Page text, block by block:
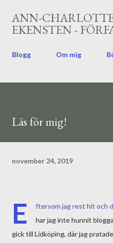
Fortsätt till
ANN-
EKENSTEN -
Blogg Om mig
Läs för mig!
november 24, 2019
E
ftersom jag rest hit och
har jag inte hunnit
gick till Lidköping, där jag